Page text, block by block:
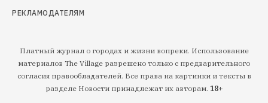
РЕКЛАМОДАТЕЛЯМ
Платный журнал о городах и жизни вопреки. Использование
материалов The Village разрешено только с предварительного
согласия правообладателей. Все права на картинки и тексты в
разделе Новости принадлежат их авторам. 18+